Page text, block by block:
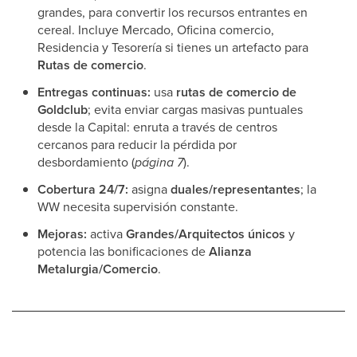
grandes, para convertir los recursos entrantes en
cereal. Incluye Mercado, Oficina comercio,
Residencia y Tesorería si tienes un artefacto para
Rutas de comercio.
Entregas continuas: usa rutas de comercio de
Goldclub; evita enviar cargas masivas puntuales
desde la Capital: enruta a través de centros
cercanos para reducir la pérdida por
desbordamiento (página 7).
Cobertura 24/7: asignaduales/representantes; la
WW necesita supervisión constante.
Mejoras: activaGrandes/Arquitectos únicos y
potencia las bonificaciones deAlianza
Metalurgia/Comercio.